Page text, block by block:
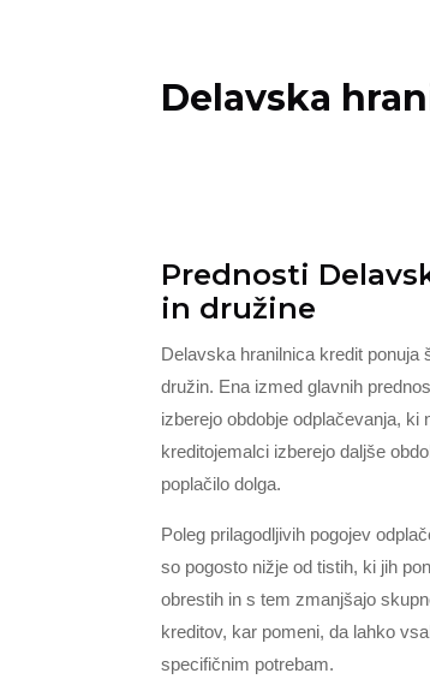
Delavska
Prednosti
in družine
Delavska hranilnica kredit ponuja
družin. Ena izmed glavnih
izberejo obdobje odplačevanja,
kreditojemalci izberejo daljše
poplačilo dolga.
Poleg prilagodljivih pogojev
so pogosto nižje od tistih, ki jih
obrestih in s tem zmanjšajo
kreditov, kar pomeni, da lahko
specifičnim potrebam.